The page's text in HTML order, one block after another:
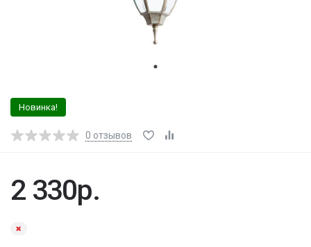
Новинка!
0 отзывов
2 330р.